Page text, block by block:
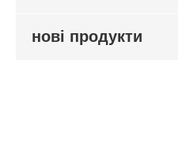
нові продукти